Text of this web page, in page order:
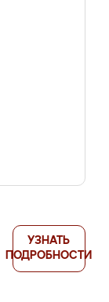
УЗНАТЬ
ПОДРОБНОСТИ